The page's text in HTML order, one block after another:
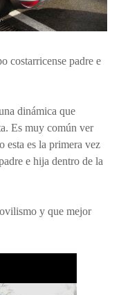
costarricense padre e
dinámica que
Es muy común ver
esta es la primera vez
e hija dentro de la
y que mejor